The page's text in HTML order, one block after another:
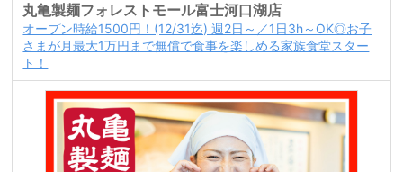
丸亀製麺フォレストモール富士河口湖店
オープン時給1500円！(12/31迄) 週2日～／1日3h～OK◎お子
さまが月最大1万円まで無償で食事を楽しめる家族食堂スター
ト！